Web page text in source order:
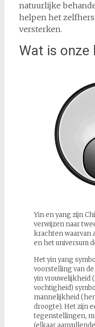
natuurlijke
helpen het
versterken.
Wat is onze
Yin en yang zijn
verwijzen naar
krachten waarvan
en het universum
Het yin yang
voorstelling van
yin vrouwelijkheid
vochtigheid)
mannelijkheid
droogte). Het zijn
tegenstellingen,
(elkaar